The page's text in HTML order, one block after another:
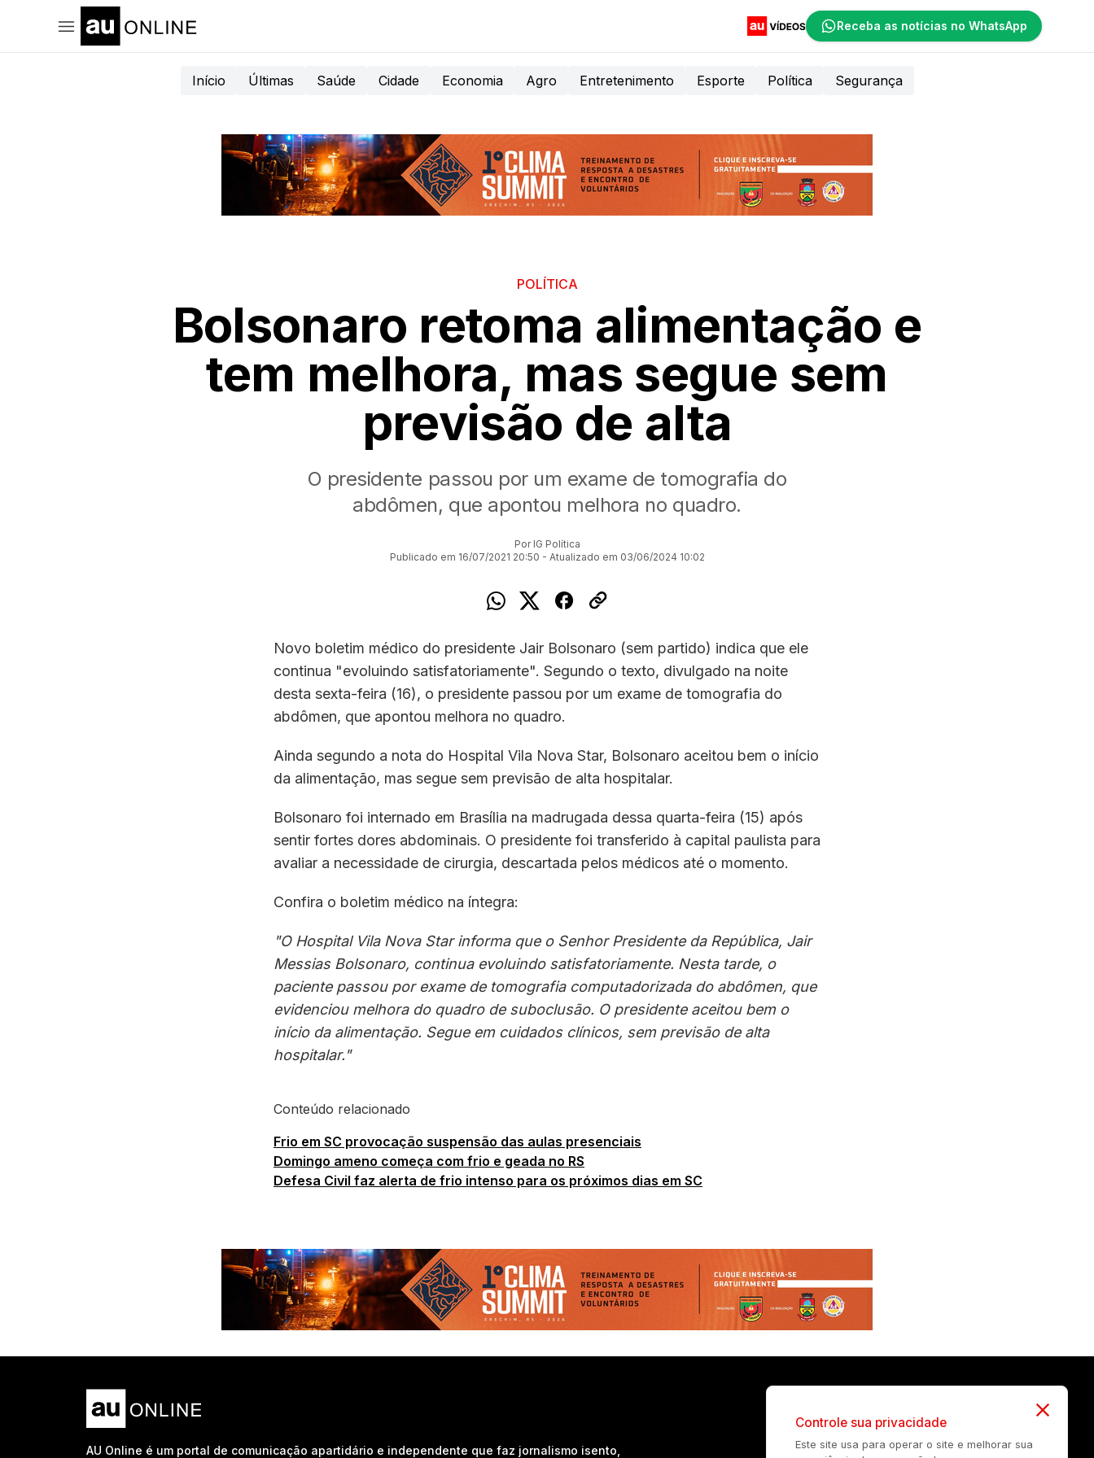
Receba as notícias no WhatsApp
Início Últimas Saúde Cidade Economia Agro Entretenimento Esporte Política Segurança
POLÍTICA
Bolsonaro retoma alimentação e
tem melhora, mas segue sem
previsão de alta
O presidente passou por um exame de tomografia do
abdômen, que apontou melhora no quadro.
Por IG Política
Publicado em 16/07/2021 20:50 - Atualizado em 03/06/2024 10:02
Novo boletim médico do presidente Jair Bolsonaro (sem partido) indica que ele
continua "evoluindo satisfatoriamente". Segundo o texto, divulgado na noite
desta sexta-feira (16), o presidente passou por um exame de tomografia do
abdômen, que apontou melhora no quadro.
Ainda segundo a nota do Hospital Vila Nova Star, Bolsonaro aceitou bem o início
da alimentação, mas segue sem previsão de alta hospitalar.
Bolsonaro foi internado em Brasília na madrugada dessa quarta-feira (15) após
sentir fortes dores abdominais. O presidente foi transferido à capital paulista para
avaliar a necessidade de cirurgia, descartada pelos médicos até o momento.
Confira o boletim médico na íntegra:
"O Hospital Vila Nova Star informa que o Senhor Presidente da República, Jair
Messias Bolsonaro, continua evoluindo satisfatoriamente. Nesta tarde, o
paciente passou por exame de tomografia computadorizada do abdômen, que
evidenciou melhora do quadro de suboclusão. O presidente aceitou bem o
início da alimentação. Segue em cuidados clínicos, sem previsão de alta
hospitalar."
Conteúdo relacionado
Frio em SC provocação suspensão das aulas presenciais
Domingo ameno começa com frio e geada no RS
Defesa Civil faz alerta de frio intenso para os próximos dias em SC
AU Online é um portal de comunicação apartidário e independente que faz jornalismo isento,
Controle sua privacidade
Este site usa para operar o site e melhorar sua